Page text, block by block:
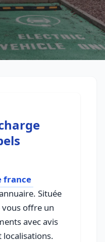
france
Située
vous offre un
avec avis
localisations.